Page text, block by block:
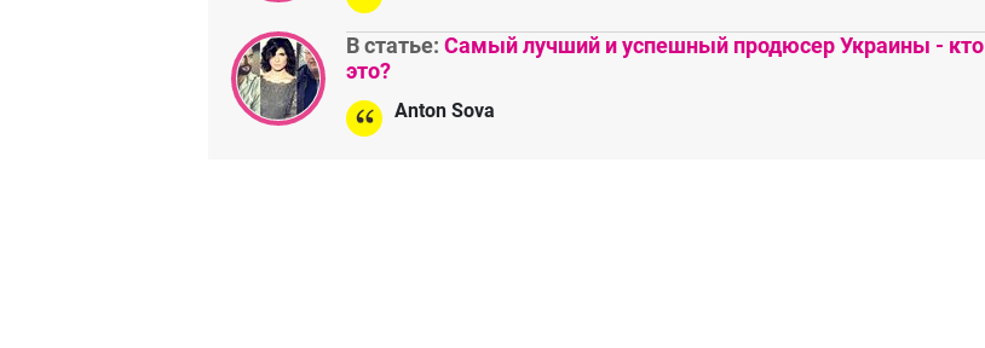
В статье: Самый лучший и успешный продюсер Украины - кто
это?
Anton Sova